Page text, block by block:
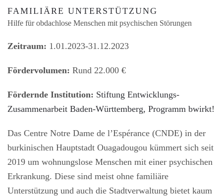
FAMILIÄRE UNTERSTÜTZUNG
Hilfe für obdachlose Menschen mit psychischen Störungen
Zeitraum: 1.01.2023-31.12.2023
Fördervolumen: Rund 22.000 €
Fördernde Institution: Stiftung Entwicklungs-
Zusammenarbeit Baden-Württemberg, Programm bwirkt!
Das Centre Notre Dame de l’Espérance (CNDE) in der
burkinischen Hauptstadt Ouagadougou kümmert sich seit
2019 um wohnungslose Menschen mit einer psychischen
Erkrankung. Diese sind meist ohne familiäre
Unterstützung und auch die Stadtverwaltung bietet kaum